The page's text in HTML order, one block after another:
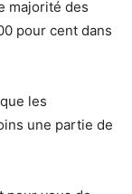
majorité des
pour cent dans
les
une partie de